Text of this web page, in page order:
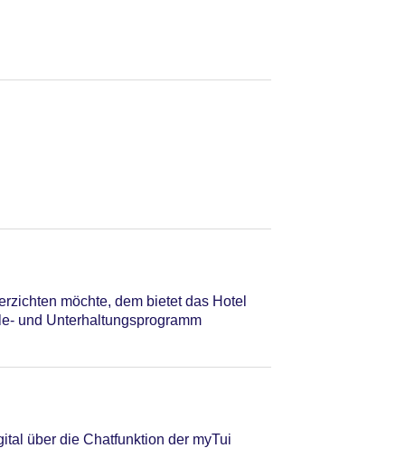
möchte, dem bietet das Hotel
und Unterhaltungsprogramm
über die Chatfunktion der myTui